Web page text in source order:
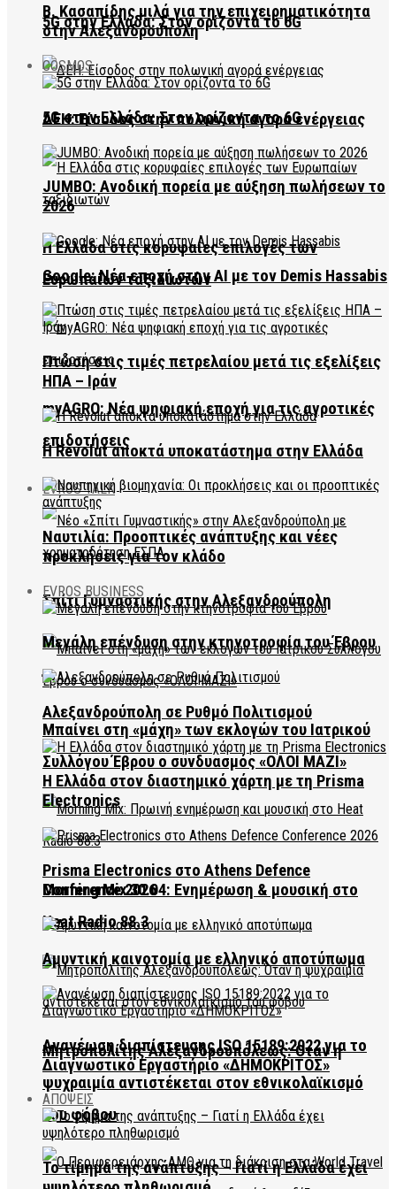
5G στην Ελλάδα: Στον ορίζοντα το 6G
ΔΕΗ: Είσοδος στην πολωνική αγορά ενέργειας
Η Ελλάδα στις κορυφαίες επιλογές των
Ευρωπαίων ταξιδιωτών
myAGRO: Νέα ψηφιακή εποχή για τις αγροτικές
επιδοτήσεις
EVROS TALK
Σπίτι Γυμναστικής στην Αλεξανδρούπολη
Μπαίνει στη «μάχη» των εκλογών του Ιατρικού
Συλλόγου Έβρου ο συνδυασμός «ΟΛΟΙ ΜΑΖΙ»
Morning Mix 30.04: Ενημέρωση & μουσική στο
Heat Radio 88.3
Μητροπολίτης Αλεξανδρουπόλεως: Όταν η
ψυχραιμία αντιστέκεται στον εθνικολαϊκισμό
του φόβου
Β. Κασαπίδης μιλά για την επιχειρηματικότητα
στην Αλεξανδρούπολη
COSMOS
5G στην Ελλάδα: Στον ορίζοντα το 6G
JUMBO: Ανοδική πορεία με αύξηση πωλήσεων το
2026
Google: Νέα εποχή στην AI με τον Demis Hassabis
Πτώση στις τιμές πετρελαίου μετά τις εξελίξεις
ΗΠΑ – Ιράν
Η Revolut αποκτά υποκατάστημα στην Ελλάδα
Ναυτιλία: Προοπτικές ανάπτυξης και νέες
προκλήσεις για τον κλάδο
EVROS BUSINESS
Μεγάλη επένδυση στην κτηνοτροφία του Έβρου
Αλεξανδρούπολη σε Ρυθμό Πολιτισμού
Η Ελλάδα στον διαστημικό χάρτη με τη Prisma
Electronics
Prisma Electronics στο Athens Defence
Conference 2026
Αμυντική καινοτομία με ελληνικό αποτύπωμα
Ανανέωση διαπίστευσης ISO 15189:2022 για το
Διαγνωστικό Εργαστήριο «ΔΗΜΟΚΡΙΤΟΣ»
ΑΠΟΨΕΙΣ
Το τίμημα της ανάπτυξης – Γιατί η Ελλάδα έχει